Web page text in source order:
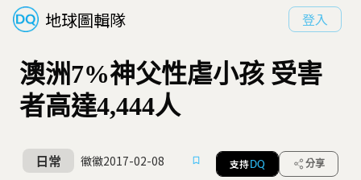
地球圖輯隊 登入
澳洲7%神父性虐小孩 受害
者高達4,444人
日常 徽徽2017-02-08 支持 DQ 分享